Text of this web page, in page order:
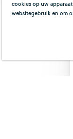
cookies op uw
websitegebruik en om